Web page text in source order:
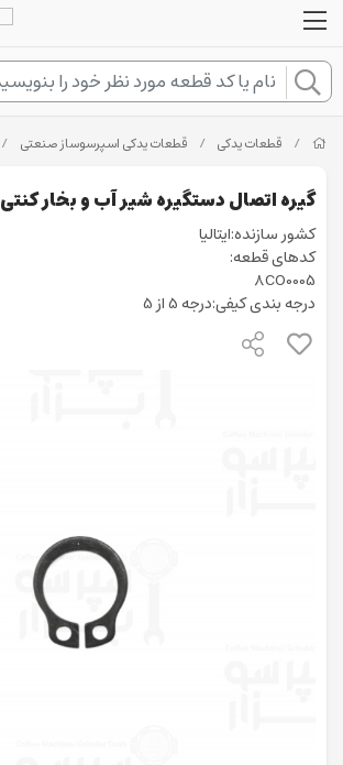
/ قطعات یدکی / قطعات یدکی اسپرسوساز صنعتی /
گیره اتصال دستگیره شیر آب و بخار کنتی
کشور سازنده:ایتالیا
کدهای قطعه:
8CO0005
درجه بندی کیفی:درجه 5 از 5